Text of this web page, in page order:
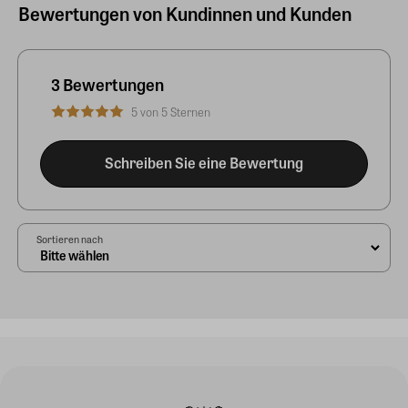
Bewertungen von Kundinnen und Kunden
3 Bewertungen
5 von 5 Sternen
Schreiben Sie eine Bewertung
Sortieren nach